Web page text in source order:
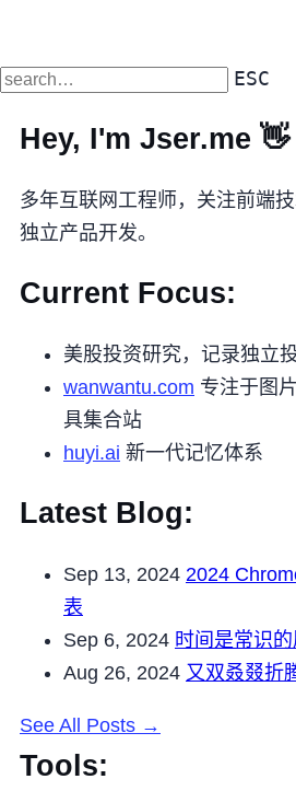
ESC
Hey, I'm Jser.me 👋
多年互联网工程师，关注前端
独立产品开发。
Current Focus:
美股投资研究，记录独立
wanwantu.com 专注于图
具集合站
huyi.ai 新一代记忆体系
Latest Blog:
Sep 13, 2024 2024
表
Sep 6, 2024 时间是常识
Aug 26, 2024 又双叒叕折
See All Posts →
Tools: